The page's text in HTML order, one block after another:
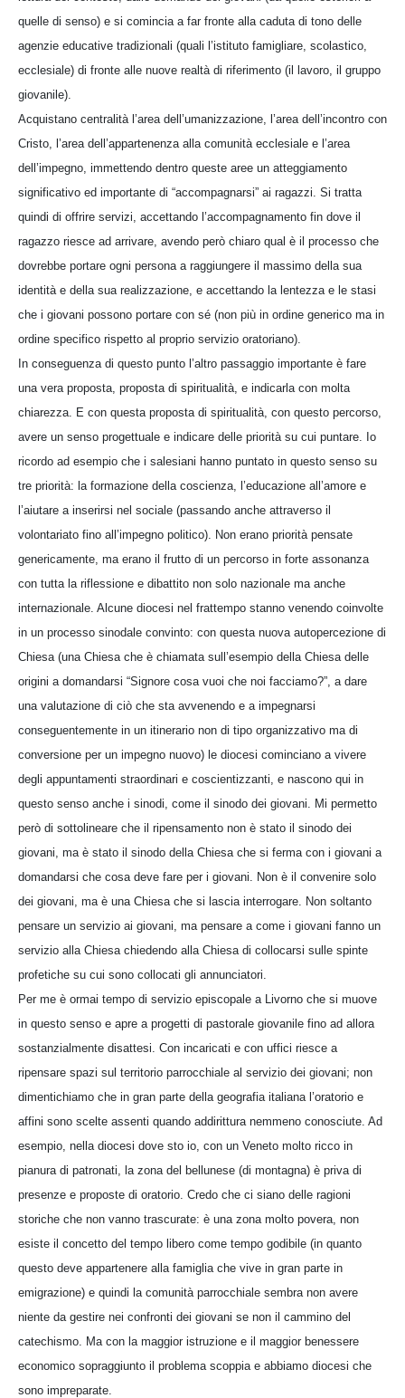
quelle di senso) e si comincia a far fronte alla caduta di tono delle
agenzie educative tradizionali (quali l’istituto famigliare, scolastico,
ecclesiale) di fronte alle nuove realtà di riferimento (il lavoro, il gruppo
giovanile).
Acquistano centralità l’area dell’umanizzazione, l’area dell’incontro con
Cristo, l’area dell’appartenenza alla comunità ecclesiale e l’area
dell’impegno, immettendo dentro queste aree un atteggiamento
significativo ed importante di “accompagnarsi” ai ragazzi. Si tratta
quindi di offrire servizi, accettando l’accompagnamento fin dove il
ragazzo riesce ad arrivare, avendo però chiaro qual è il processo che
dovrebbe portare ogni persona a raggiungere il massimo della sua
identità e della sua realizzazione, e accettando la lentezza e le stasi
che i giovani possono portare con sé (non più in ordine generico ma in
ordine specifico rispetto al proprio servizio oratoriano).
In conseguenza di questo punto l’altro passaggio importante è fare
una vera proposta, proposta di spiritualità, e indicarla con molta
chiarezza. E con questa proposta di spiritualità, con questo percorso,
avere un senso progettuale e indicare delle priorità su cui puntare. Io
ricordo ad esempio che i salesiani hanno puntato in questo senso su
tre priorità: la formazione della coscienza, l’educazione all’amore e
l’aiutare a inserirsi nel sociale (passando anche attraverso il
volontariato fino all’impegno politico). Non erano priorità pensate
genericamente, ma erano il frutto di un percorso in forte assonanza
con tutta la riflessione e dibattito non solo nazionale ma anche
internazionale. Alcune diocesi nel frattempo stanno venendo coinvolte
in un processo sinodale convinto: con questa nuova autopercezione di
Chiesa (una Chiesa che è chiamata sull’esempio della Chiesa delle
origini a domandarsi “Signore cosa vuoi che noi facciamo?”, a dare
una valutazione di ciò che sta avvenendo e a impegnarsi
conseguentemente in un itinerario non di tipo organizzativo ma di
conversione per un impegno nuovo) le diocesi cominciano a vivere
degli appuntamenti straordinari e coscientizzanti, e nascono qui in
questo senso anche i sinodi, come il sinodo dei giovani. Mi permetto
però di sottolineare che il ripensamento non è stato il sinodo dei
giovani, ma è stato il sinodo della Chiesa che si ferma con i giovani a
domandarsi che cosa deve fare per i giovani. Non è il convenire solo
dei giovani, ma è una Chiesa che si lascia interrogare. Non soltanto
pensare un servizio ai giovani, ma pensare a come i giovani fanno un
servizio alla Chiesa chiedendo alla Chiesa di collocarsi sulle spinte
profetiche su cui sono collocati gli annunciatori.
Per me è ormai tempo di servizio episcopale a Livorno che si muove
in questo senso e apre a progetti di pastorale giovanile fino ad allora
sostanzialmente disattesi. Con incaricati e con uffici riesce a
ripensare spazi sul territorio parrocchiale al servizio dei giovani; non
dimentichiamo che in gran parte della geografia italiana l’oratorio e
affini sono scelte assenti quando addirittura nemmeno conosciute. Ad
esempio, nella diocesi dove sto io, con un Veneto molto ricco in
pianura di patronati, la zona del bellunese (di montagna) è priva di
presenze e proposte di oratorio. Credo che ci siano delle ragioni
storiche che non vanno trascurate: è una zona molto povera, non
esiste il concetto del tempo libero come tempo godibile (in quanto
questo deve appartenere alla famiglia che vive in gran parte in
emigrazione) e quindi la comunità parrocchiale sembra non avere
niente da gestire nei confronti dei giovani se non il cammino del
catechismo. Ma con la maggior istruzione e il maggior benessere
economico sopraggiunto il problema scoppia e abbiamo diocesi che
sono impreparate.